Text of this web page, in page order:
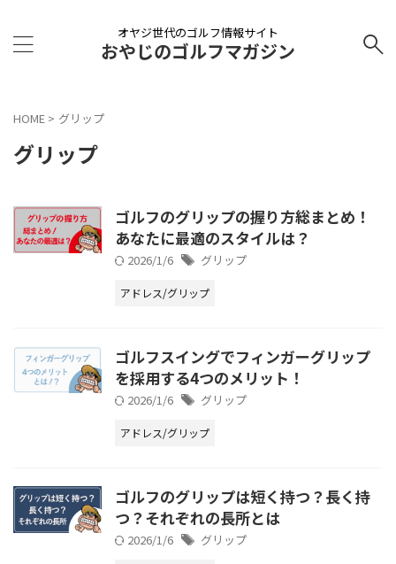
オヤジ世代のゴルフ情報サイト
おやじのゴルフマガジン
HOME > グリップ
グリップ
ゴルフのグリップの握り方総まとめ！
あなたに最適のスタイルは？
2026/1/6 グリップ
アドレス/グリップ
ゴルフスイングでフィンガーグリップ
を採用する4つのメリット！
2026/1/6 グリップ
アドレス/グリップ
ゴルフのグリップは短く持つ？長く持
つ？それぞれの長所とは
2026/1/6 グリップ